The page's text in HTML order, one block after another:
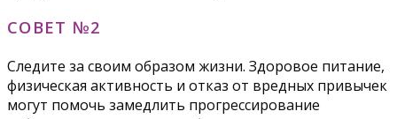
СОВЕТ №2
Следите за своим образом жизни. Здоровое питание,
физическая активность и отказ от вредных привычек
могут помочь замедлить прогрессирование